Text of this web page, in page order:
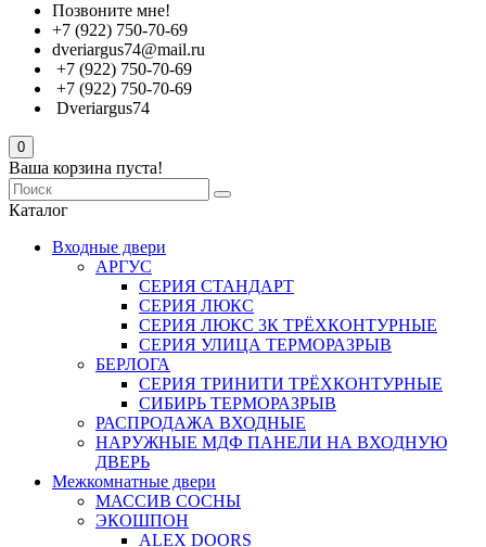
Позвоните мне!
+7 (922) 750-70-69
dveriargus74@mail.ru
+7 (922) 750-70-69
+7 (922) 750-70-69
Dveriargus74
0
Ваша корзина пуста!
Каталог
Входные двери
АРГУС
СЕРИЯ СТАНДАРТ
СЕРИЯ ЛЮКС
СЕРИЯ ЛЮКС 3К ТРЁХКОНТУРНЫЕ
СЕРИЯ УЛИЦА ТЕРМОРАЗРЫВ
БЕРЛОГА
СЕРИЯ ТРИНИТИ ТРЁХКОНТУРНЫЕ
СИБИРЬ ТЕРМОРАЗРЫВ
РАСПРОДАЖА ВХОДНЫЕ
НАРУЖНЫЕ МДФ ПАНЕЛИ НА ВХОДНУЮ
ДВЕРЬ
Межкомнатные двери
МАССИВ СОСНЫ
ЭКОШПОН
ALEX DOORS